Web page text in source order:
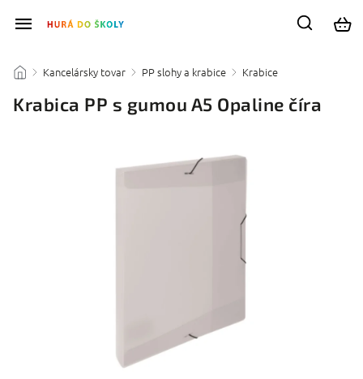
/ Kancelársky tovar / PP slohy a krabice / Krabice
Krabica PP s gumou A5 Opaline číra